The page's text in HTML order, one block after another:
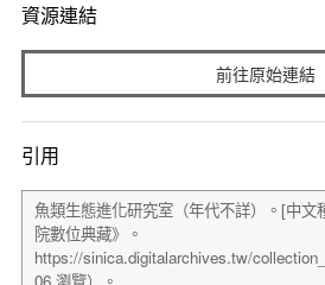
資源連結
前往原始連結
引用